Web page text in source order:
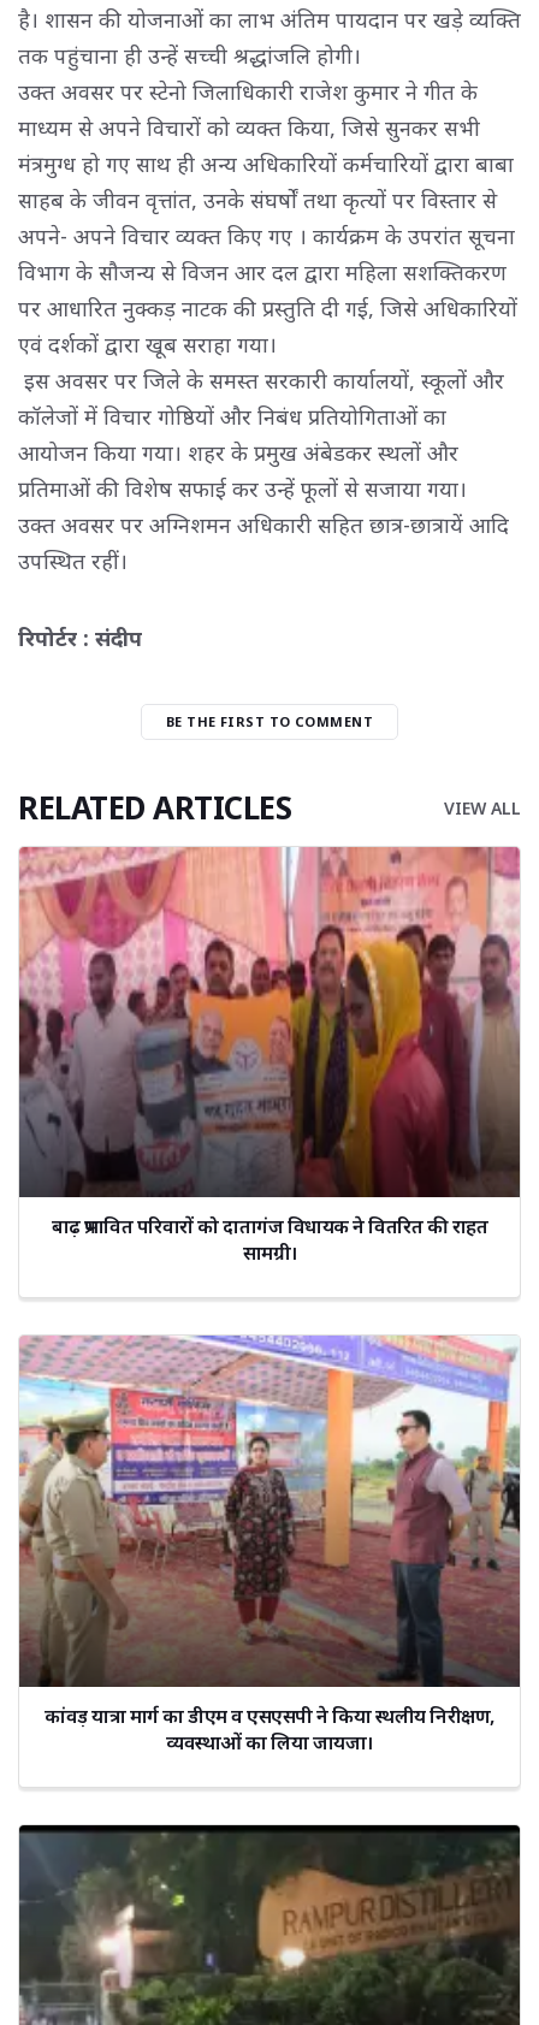
है। शासन की योजनाओं का लाभ अंतिम पायदान पर खड़े व्यक्ति
तक पहुंचाना ही उन्हें सच्ची श्रद्धांजलि होगी।
उक्त अवसर पर स्टेनो जिलाधिकारी राजेश कुमार ने गीत के
माध्यम से अपने विचारों को व्यक्त किया, जिसे सुनकर सभी
मंत्रमुग्ध हो गए साथ ही अन्य अधिकारियों कर्मचारियों द्वारा बाबा
साहब के जीवन वृत्तांत, उनके संघर्षों तथा कृत्यों पर विस्तार से
अपने- अपने विचार व्यक्त किए गए । कार्यक्रम के उपरांत सूचना
विभाग के सौजन्य से विजन आर दल द्वारा महिला सशक्तिकरण
पर आधारित नुक्कड़ नाटक की प्रस्तुति दी गई, जिसे अधिकारियों
एवं दर्शकों द्वारा खूब सराहा गया।
इस अवसर पर जिले के समस्त सरकारी कार्यालयों, स्कूलों और
कॉलेजों में विचार गोष्ठियों और निबंध प्रतियोगिताओं का
आयोजन किया गया। शहर के प्रमुख अंबेडकर स्थलों और
प्रतिमाओं की विशेष सफाई कर उन्हें फूलों से सजाया गया।
उक्त अवसर पर अग्निशमन अधिकारी सहित छात्र-छात्रायें आदि
उपस्थित रहीं।
रिपोर्टर : संदीप
BE THE FIRST TO COMMENT
RELATED ARTICLES VIEW ALL
बाढ़ प्रभावित परिवारों को दातागंज विधायक ने वितरित की राहत
सामग्री।
कांवड़ यात्रा मार्ग का डीएम व एसएसपी ने किया स्थलीय निरीक्षण,
व्यवस्थाओं का लिया जायजा।